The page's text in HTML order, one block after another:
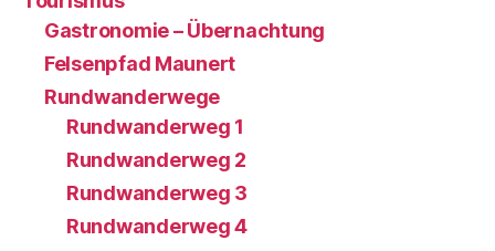
Gastronomie – Übernachtung
Felsenpfad Maunert
Rundwanderwege
Rundwanderweg 1
Rundwanderweg 2
Rundwanderweg 3
Rundwanderweg 4